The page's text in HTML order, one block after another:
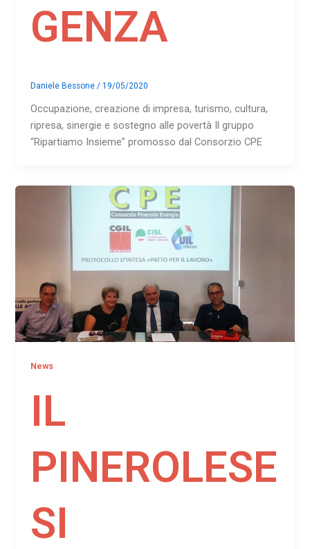
GENZA
Daniele Bessone/19/05/2020
Occupazione, creazione di impresa, turismo, cultura,
ripresa, sinergie e sostegno alle povertà Il gruppo
“Ripartiamo Insieme” promosso dal Consorzio CPE
News
IL
PINEROLESE
SI